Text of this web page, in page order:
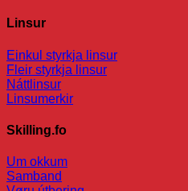
Linsur
Einkul styrkja linsur
Fleir styrkja linsur
Náttlinsur
Linsumerkir
Skilling.fo
Um okkum
Samband